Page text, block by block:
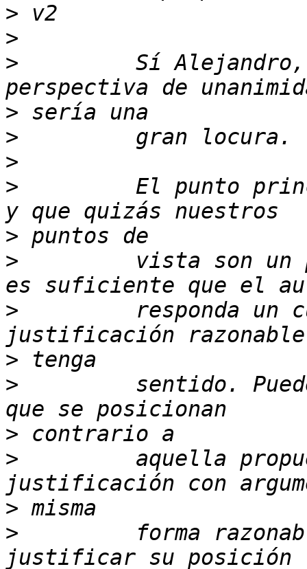
>
>
>
Sí
>
>
>
>
El punto
>
>
vista son un
>
responda un
>
>
sentido.
>
>
aquella
>
>
forma